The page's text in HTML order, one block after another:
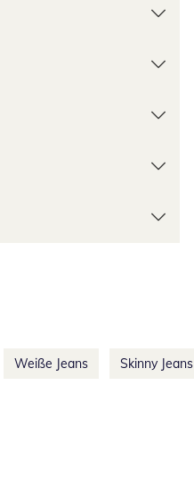
Weiße Jeans Skinny Jeans